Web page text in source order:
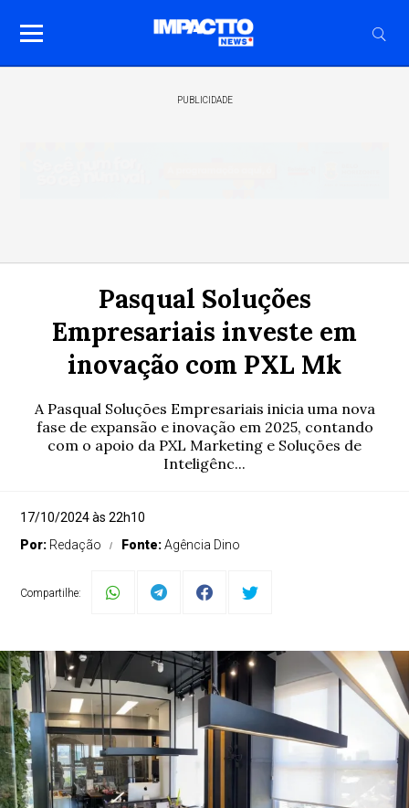
PUBLICIDADE
Pasqual Soluções
Empresariais investe em
inovação com PXL Mk
A Pasqual Soluções Empresariais inicia uma nova
fase de expansão e inovação em 2025, contando
com o apoio da PXL Marketing e Soluções de
Inteligênc...
17/10/2024 às 22h10
Por: Redação Fonte:Agência Dino
Compartilhe: